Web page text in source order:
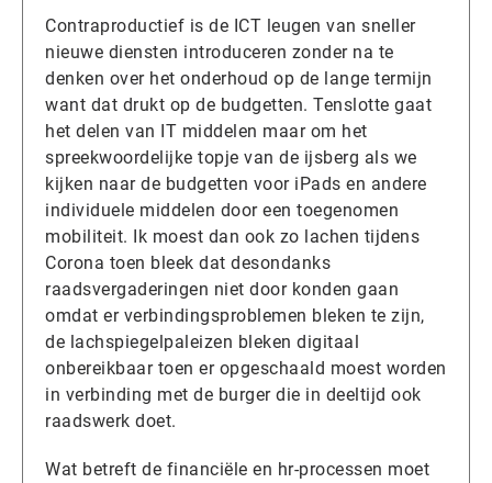
Contraproductief is de ICT leugen van sneller
nieuwe diensten introduceren zonder na te
denken over het onderhoud op de lange termijn
want dat drukt op de budgetten. Tenslotte gaat
het delen van IT middelen maar om het
spreekwoordelijke topje van de ijsberg als we
kijken naar de budgetten voor iPads en andere
individuele middelen door een toegenomen
mobiliteit. Ik moest dan ook zo lachen tijdens
Corona toen bleek dat desondanks
raadsvergaderingen niet door konden gaan
omdat er verbindingsproblemen bleken te zijn,
de lachspiegelpaleizen bleken digitaal
onbereikbaar toen er opgeschaald moest worden
in verbinding met de burger die in deeltijd ook
raadswerk doet.
Wat betreft de financiële en hr-processen moet